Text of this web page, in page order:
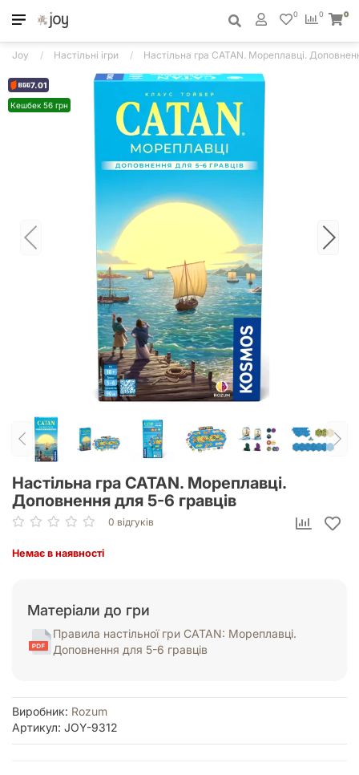
0
0 0
Joy Настільні ігри Настільна гра CATAN. Мореплавці.
7.01
Кешбек 56 грн
Настільна гра CATAN. Мореплавці.
Доповнення для 5-6 гравців
0 відгуків
Немає в наявності
Матеріали до гри
Правила настільної гри CATAN: Мореплавці.
Доповнення для 5-6 гравців
Виробник: Rozum
Артикул: JOY-9312